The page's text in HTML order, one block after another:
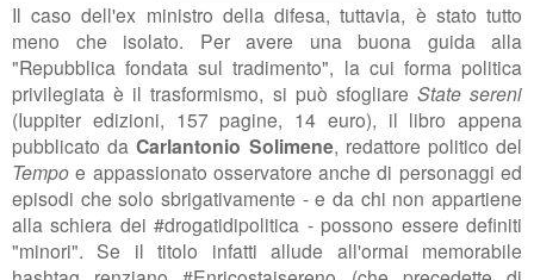
Il caso dell'ex ministro della difesa, tuttavia, è stato tutto
meno che isolato. Per avere una buona guida alla
"Repubblica fondata sul tradimento", la cui forma politica
privilegiata è il trasformismo, si può sfogliare State sereni
(Iuppiter edizioni, 157 pagine, 14 euro), il libro appena
pubblicato daCarlantonio Solimene, redattore politico del
Tempo e appassionato osservatore anche di personaggi ed
episodi che solo sbrigativamente - e da chi non appartiene
alla schiera dei #drogatidipolitica - possono essere definiti
"minori". Se il titolo infatti allude all'ormai memorabile